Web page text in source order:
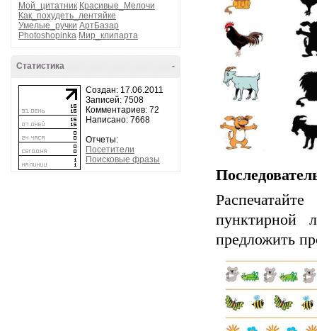
Мой_цитатник Красивые_Мелочи
Как_похудеть_лентяйке
Умелые_ручки АртБазар
Photoshopinka Мир_клипарта
-
Статистика
Создан: 17.06.2011
Записей: 7508
Комментариев: 72
Написано: 7668
Отчеты:
Посетители
Поисковые фразы
пунктирной
предложить